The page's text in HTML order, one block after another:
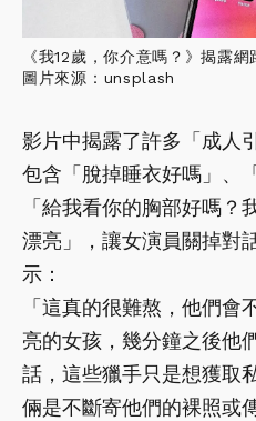
《我12歲，你介意嗎？》揭露網
圖片來源：unsplash
影片中揭露了許多「成人
包含「脫掉睡衣好嗎」、
「給我看你的胸部好嗎？
漂亮」，讓女演員關掉對
示：
「這真的很難熬，他們
亮的女孩，幾分鐘之後他
話，這些獵手只是想獲取
倆是不斷寄他們的裸照或